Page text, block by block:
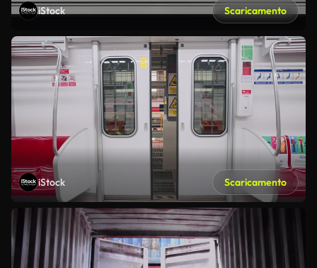
iStock Scaricamento
iStock Scaricamento